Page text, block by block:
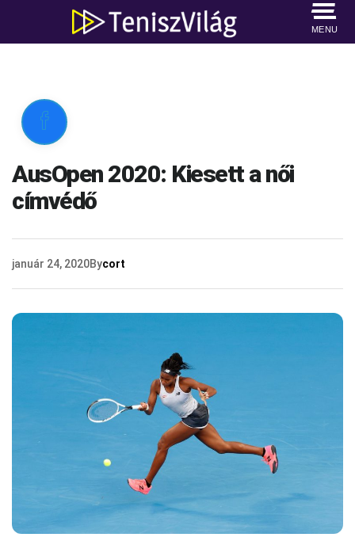
MENU

AusOpen 2020: Kiesett a női
címvédő
január 24, 2020Bycort